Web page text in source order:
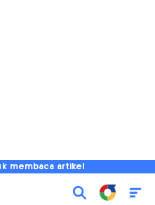
membaca artikel